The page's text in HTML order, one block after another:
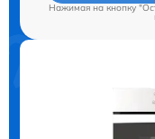
Нажимая на кнопку